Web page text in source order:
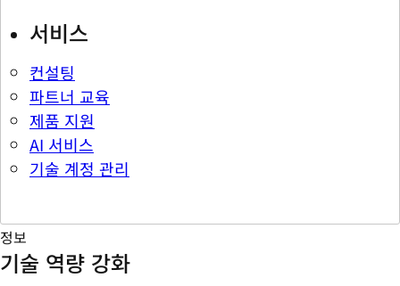
서비스
컨설팅
파트너 교육
제품 지원
AI 서비스
기술 계정 관리
정보
기술 역량 강화